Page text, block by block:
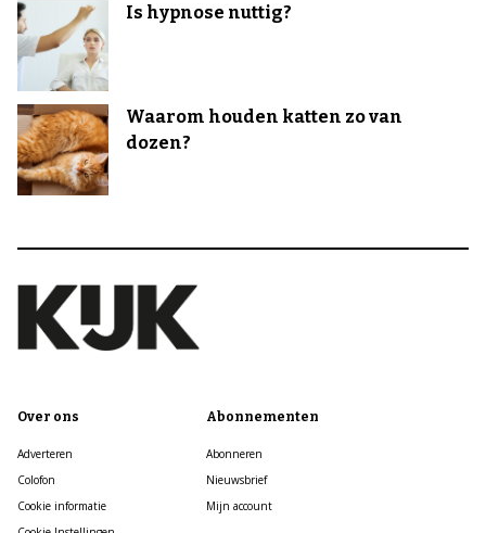
Is hypnose nuttig?
Waarom houden katten zo van
dozen?
Over ons
Adverteren
Colofon
Cookie informatie
Abonnementen
Abonneren
Nieuwsbrief
Mijn account